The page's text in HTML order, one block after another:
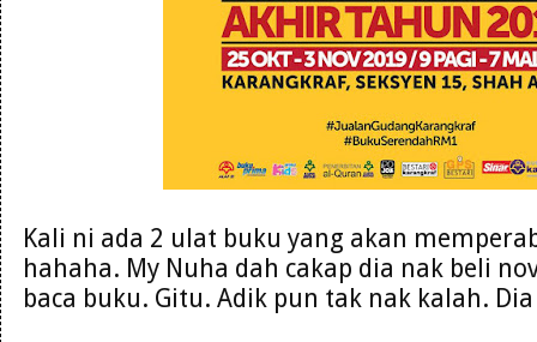
Kali ni ada 2 ulat buku yang akan
hahaha. My Nuha dah cakap dia nak beli
baca buku. Gitu. Adik pun tak nak kalah.